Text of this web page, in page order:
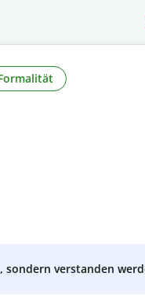
verstanden